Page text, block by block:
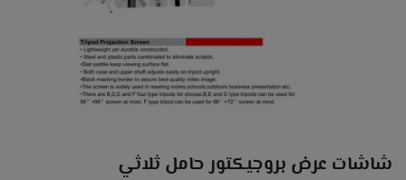
يسجل
شاشات عرض بروجيكتور حامل ثلاثي